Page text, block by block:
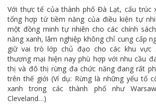
Với thực tế của thành phố Đà Lạt, cấu trúc
tổng hợp từ tiềm năng của điều kiện tự
một đồng minh tự nhiên cho các chính
năng xanh, lâm nghiệp không chỉ cung cấp
giữ vai trò lớp chủ đạo cho các khu vực
thương mại hiện nay phù hợp với nhu cầu
thị và đô thị rừng đa chức năng đang rất
trên thế giới (Ví dụ: Rừng là những yếu tố
xanh trong các thành phố như
Cleveland…)